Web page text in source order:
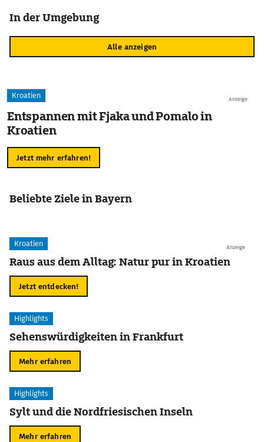
In der Umgebung
Alle anzeigen
Anzeige
Kroatien
Entspannen mit Fjaka und Pomalo in
Kroatien
Jetzt mehr erfahren!
Beliebte Ziele in Bayern
Anzeige
Kroatien
Raus aus dem Alltag: Natur pur in Kroatien
Jetzt entdecken!
Highlights
Sehenswürdigkeiten in Frankfurt
Mehr erfahren
Highlights
Sylt und die Nordfriesischen Inseln
Mehr erfahren